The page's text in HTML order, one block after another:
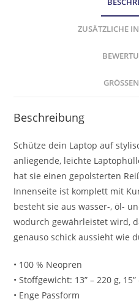
ZUSÄTZLICHE
Beschreibung
Schütze dein Laptop auf
anliegende, leichte
hat sie einen gepolsterten
Innenseite ist komplett mit
besteht sie aus wasser-, öl-
wodurch gewährleistet wird,
genauso schick aussieht wie
• 100 % Neopren
• Stoffgewicht: 13” – 220 g, 15”
• Enge Passform